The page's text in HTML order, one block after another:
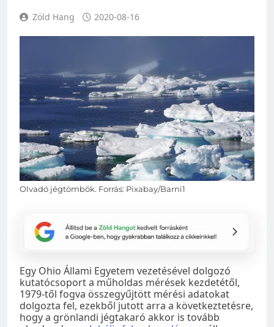
Zöld Hang 2020-08-16
Olvadó jégtömbök. Forrás: Pixabay/Barni1
Egy Ohio Állami Egyetem vezetésével dolgozó
kutatócsoport a műholdas mérések kezdetétől,
1979-től fogva összegyűjtött mérési adatokat
dolgozta fel, ezekből jutott arra a következtetésre,
hogy a grönlandi jégtakaró akkor is tovább